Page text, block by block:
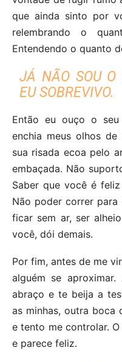
que ainda sinto por
relembrando o
Entendendo o quanto
JÁ NÃO SOU O
EU SOBREVIVO.
Então eu ouço o
enchia meus olhos
sua risada ecoa pelo
embaçada. Não
Saber que você é
Não poder correr
ficar sem ar, ser
você, dói demais.
Por fim, antes de me
alguém se
abraço e te beija a
as minhas, outra boca
e tento me controlar.
e parece feliz.